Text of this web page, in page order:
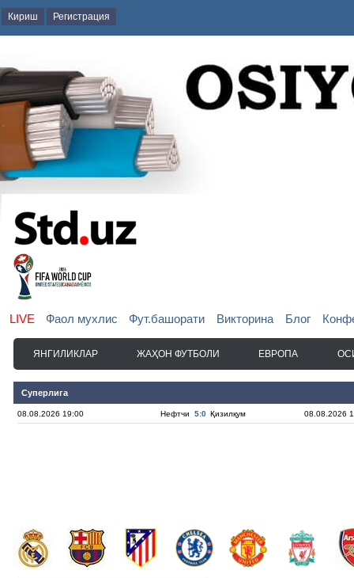
Кириш Регистрация
LIVE Фаол мухлис Фут.башорати Викторина Блог
ЯНГИЛИКЛАР ЖАҲОН ФУТБОЛИ ЕВРОПА
Суперлига
08.08.2026 19:00 Нефтчи 5:0 Қизилқум 08.08.2026